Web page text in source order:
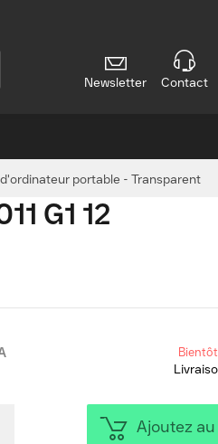
Newsletter Contact
d'ordinateur portable - Transparent
G1 12
Ajoutez